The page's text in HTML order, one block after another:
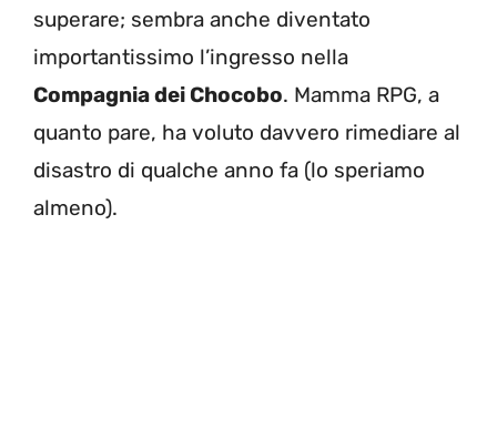
superare; sembra anche diventato
importantissimo l’ingresso nella
Compagnia dei Chocobo. Mamma RPG, a
quanto pare, ha voluto davvero rimediare al
disastro di qualche anno fa (lo speriamo
almeno).